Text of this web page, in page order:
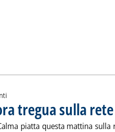
tregua sulla rete
piatta questa mattina sulla